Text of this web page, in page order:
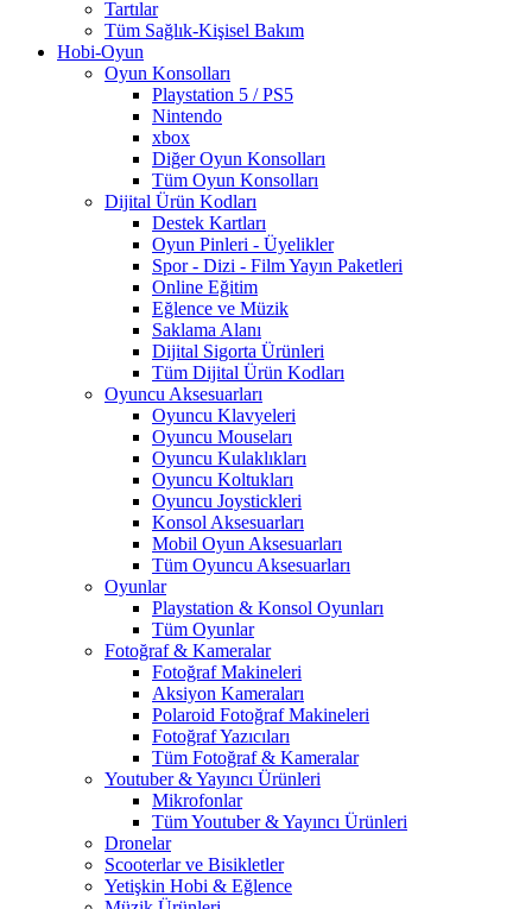
Tartılar
Tüm Sağlık-Kişisel Bakım
Hobi-Oyun
Oyun Konsolları
Playstation 5 / PS5
Nintendo
xbox
Diğer Oyun Konsolları
Tüm Oyun Konsolları
Dijital Ürün Kodları
Destek Kartları
Oyun Pinleri - Üyelikler
Spor - Dizi - Film Yayın Paketleri
Online Eğitim
Eğlence ve Müzik
Saklama Alanı
Dijital Sigorta Ürünleri
Tüm Dijital Ürün Kodları
Oyuncu Aksesuarları
Oyuncu Klavyeleri
Oyuncu Mouseları
Oyuncu Kulaklıkları
Oyuncu Koltukları
Oyuncu Joystickleri
Konsol Aksesuarları
Mobil Oyun Aksesuarları
Tüm Oyuncu Aksesuarları
Oyunlar
Playstation & Konsol Oyunları
Tüm Oyunlar
Fotoğraf & Kameralar
Fotoğraf Makineleri
Aksiyon Kameraları
Polaroid Fotoğraf Makineleri
Fotoğraf Yazıcıları
Tüm Fotoğraf & Kameralar
Youtuber & Yayıncı Ürünleri
Mikrofonlar
Tüm Youtuber & Yayıncı Ürünleri
Dronelar
Scooterlar ve Bisikletler
Yetişkin Hobi & Eğlence